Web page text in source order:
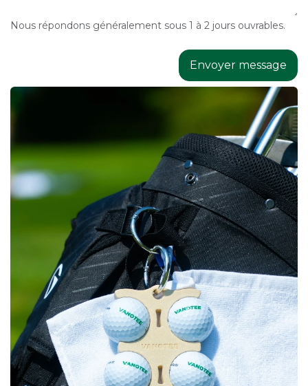
Nous répondons généralement sous 1 à 2 jours ouvrables.
Envoyer message